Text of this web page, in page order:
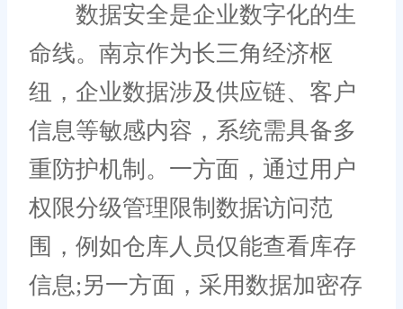
数据安全是企业数字化的生
命线。南京作为长三角经济枢
纽，企业数据涉及供应链、客户
信息等敏感内容，系统需具备多
重防护机制。一方面，通过用户
权限分级管理限制数据访问范
围，例如仓库人员仅能查看库存
信息;另一方面，采用数据加密存